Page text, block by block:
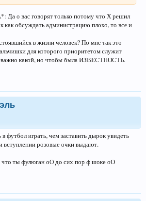
Да о вас говорят только потому что Х решил
как обсуждать администрацию плохо, то все и
в жизни человек? По мне так это
для которого приоритетом служит
какой, но чтобы была ИЗВЕСТНОСТЬ.
футбол играть, чем заставить дырок увидеть
розовые очки выдают.
ты фулюган оО до сих пор ф шоке оО